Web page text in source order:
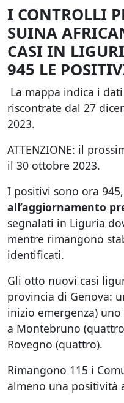
I CONTROLLI
SUINA
CASI IN
945 LE
La mappa indica i
riscontrate dal 27
2023.
ATTENZIONE: il
il 30 ottobre 2023.
I positivi sono ora 945,
all’aggiornamento
segnalati in Liguria
mentre rimangono
identificati.
Gli otto nuovi casi
provincia di Genova:
inizio emergenza)
a Montebruno
Rovegno (quattro).
Rimangono 115 i
almeno una positività